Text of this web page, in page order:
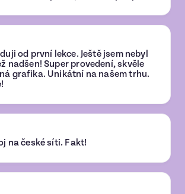
od první lekce. Ještě jsem nebyl
nadšen! Super provedení, skvěle
grafika. Unikátní na našem trhu.
na české síti. Fakt!